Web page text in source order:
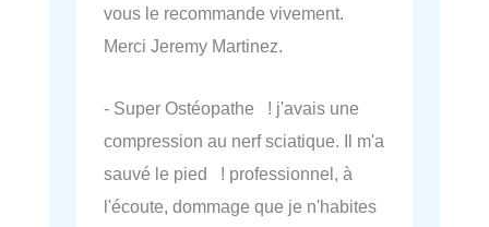
vous le recommande vivement.
Merci Jeremy Martinez.
- Super Ostéopathe ! j'avais une
compression au nerf sciatique. Il m'a
sauvé le pied ! professionnel, à
l'écoute, dommage que je n'habites